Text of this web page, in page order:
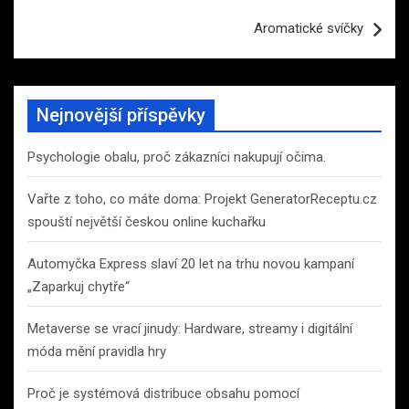
Aromatické svíčky
Nejnovější příspěvky
Psychologie obalu, proč zákazníci nakupují očima.
Vařte z toho, co máte doma: Projekt GeneratorReceptu.cz
spouští největší českou online kuchařku
Automyčka Express slaví 20 let na trhu novou kampaní
„Zaparkuj chytře“
Metaverse se vrací jinudy: Hardware, streamy i digitální
móda mění pravidla hry
Proč je systémová distribuce obsahu pomocí